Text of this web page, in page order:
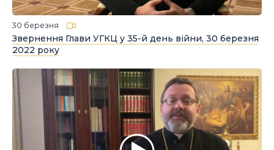
30 березня
Звернення Глави УГКЦ у 35-й день війни, 30 березня
2022 року